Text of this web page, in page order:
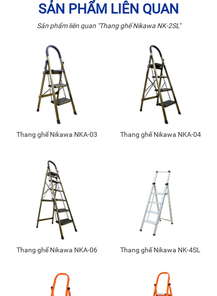
SẢN PHẨM LIÊN QUAN
Sản phẩm liên quan "Thang ghế Nikawa NK-2SL"
Thang ghế Nikawa NKA-03 Thang ghế Nikawa NKA-04
Thang ghế Nikawa NKA-06 Thang ghế Nikawa NK-4SL